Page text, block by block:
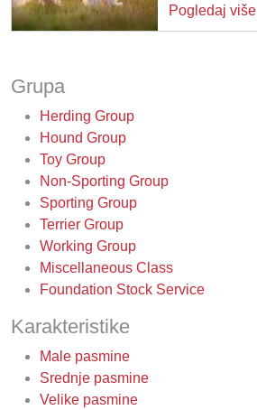
Pogledaj više
Grupa
Herding Group
Hound Group
Toy Group
Non-Sporting Group
Sporting Group
Terrier Group
Working Group
Miscellaneous Class
Foundation Stock Service
Karakteristike
Male pasmine
Srednje pasmine
Velike pasmine